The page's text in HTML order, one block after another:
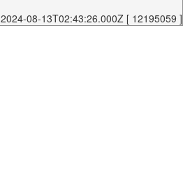
2024-08-13T02:43:26.000Z [ 12195059 ]